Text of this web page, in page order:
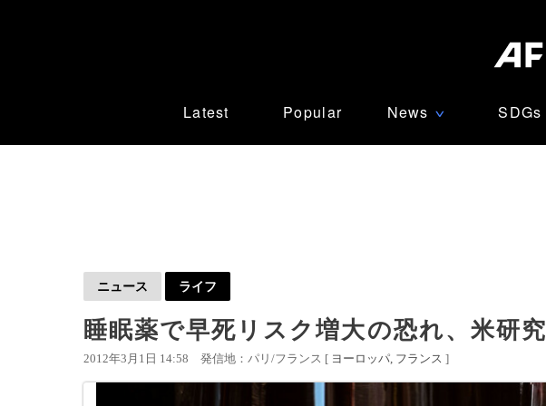
Latest Popular News ∨ SDGs
ニュース ライフ
睡眠薬で早死リスク増大の恐れ、米研究
2012年3月1日 14:58 発信地：パリ/フランス [ ヨーロッパ フランス ]